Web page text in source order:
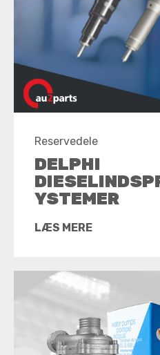
Reservedele
DELPHI
YSTEMER
LÆS MERE